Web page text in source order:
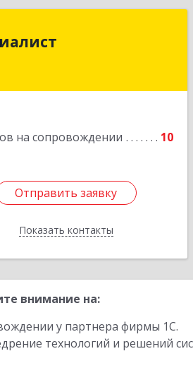
на сопровождении 10
Отправить заявку
Показать контакты
Подробнее
Отправить заявку
Назад
внимание на:
у партнера фирмы 1С.
технологий и решений